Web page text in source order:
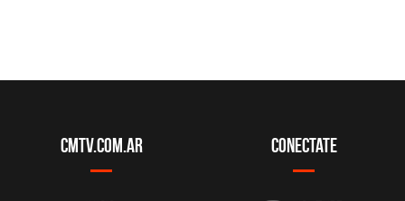
CMTV.com.ar Conectate